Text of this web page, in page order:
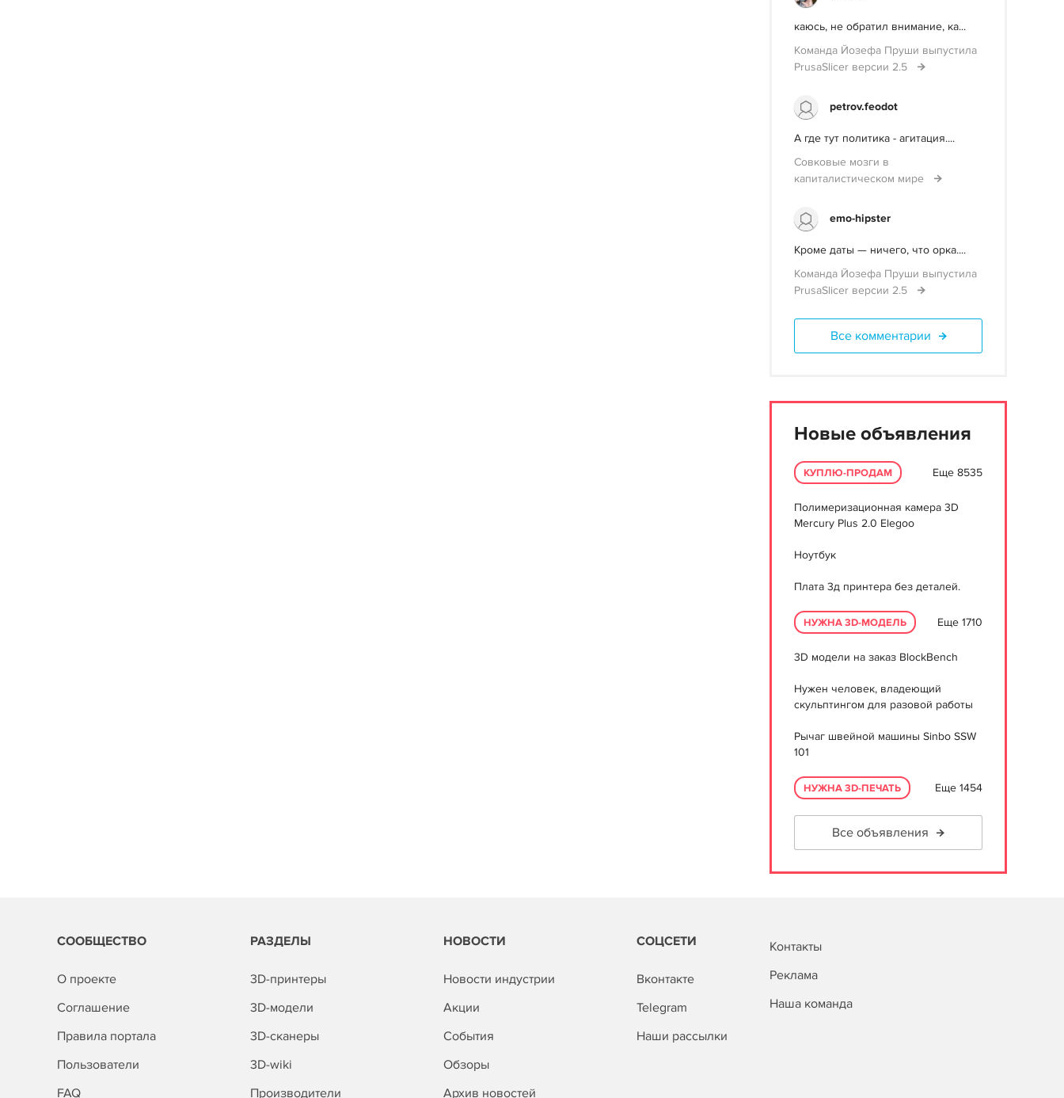
каюсь, не обратил внимание, ка...
Команда Йозефа Пруши выпустила
PrusaSlicer версии 2.5
petrov.feodot
А где тут политика - агитация....
Совковые мозги в
капиталистическом мире
emo-hipster
Кроме даты — ничего, что орка....
Команда Йозефа Пруши выпустила
PrusaSlicer версии 2.5
Все комментарии
Новые объявления
КУПЛЮ-ПРОДАМ Еще 8535
Полимеризационная камера 3D
Mercury Plus 2.0 Elegoo
Ноутбук
Плата 3д принтера без деталей.
НУЖНА 3D-МОДЕЛЬ Еще 1710
3D модели на заказ BlockBench
Нужен человек, владеющий
скульптингом для разовой работы
Рычаг швейной машины Sinbo SSW
101
НУЖНА 3D-ПЕЧАТЬ Еще 1454
Все объявления
СООБЩЕСТВО
О проекте
Соглашение
Правила портала
Пользователи
FAQ
РАЗДЕЛЫ
3D-принтеры
3D-модели
3D-сканеры
3D-wiki
Производители
НОВОСТИ
Новости индустрии
Акции
События
Обзоры
Архив новостей
СОЦСЕТИ
Вконтакте
Telegram
Наши рассылки
Контакты
Реклама
Наша команда